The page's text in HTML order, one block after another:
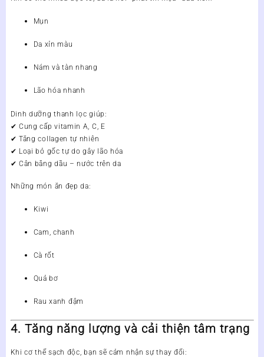
Mụn
Da xỉn màu
Nám và tàn nhang
Lão hóa nhanh
Dinh dưỡng thanh lọc giúp:
✔ Cung cấp vitamin A, C, E
✔ Tăng collagen tự nhiên
✔ Loại bỏ gốc tự do gây lão hóa
✔ Cân bằng dầu – nước trên da
Những món ăn đẹp da:
Kiwi
Cam, chanh
Cà rốt
Quả bơ
Rau xanh đậm
4. Tăng năng lượng và cải thiện tâm trạng
Khi cơ thể sạch độc, bạn sẽ cảm nhận sự thay đổi: